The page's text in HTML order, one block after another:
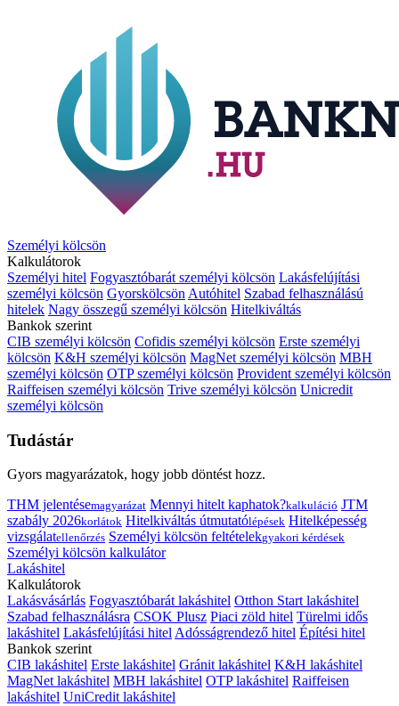
Személyi kölcsön
Kalkulátorok
Személyi hitel Fogyasztóbarát személyi kölcsön Lakásfelújítási
személyi kölcsön Gyorskölcsön Autóhitel Szabad felhasználású
hitelek Nagy összegű személyi kölcsön Hitelkiváltás
Bankok szerint
CIB személyi kölcsön Cofidis személyi kölcsön Erste személyi
kölcsön K&H személyi kölcsön MagNet személyi kölcsön MBH
személyi kölcsön OTP személyi kölcsön Provident személyi kölcsön
Raiffeisen személyi kölcsön Trive személyi kölcsön Unicredit
személyi kölcsön
Tudástár
Gyors magyarázatok, hogy jobb döntést hozz.
THM jelentésemagyarázat Mennyi hitelt kaphatok?kalkuláció JTM
szabály 2026korlátok Hitelkiváltás útmutatólépések Hitelképesség
vizsgálatellenőrzés Személyi kölcsön feltételekgyakori kérdések
Személyi kölcsön kalkulátor
Lakáshitel
Kalkulátorok
Lakásvásárlás Fogyasztóbarát lakáshitel Otthon Start lakáshitel
Szabad felhasználásra CSOK Plusz Piaci zöld hitel Türelmi idős
lakáshitel Lakásfelújítási hitelAdósságrendező hitel Építési hitel
Bankok szerint
CIB lakáshitel Erste lakáshitel Gránit lakáshitel K&H lakáshitel
MagNet lakáshitel MBH lakáshitel OTP lakáshitel Raiffeisen
lakáshitel UniCredit lakáshitel